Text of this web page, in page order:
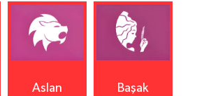
Aslan Başak